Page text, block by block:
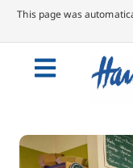
This page was